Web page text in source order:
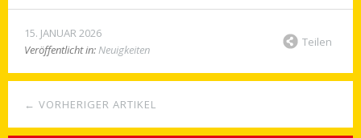
15. JANUAR 2026
Veröffentlicht in:Neuigkeiten
Teilen
← VORHERIGER ARTIKEL